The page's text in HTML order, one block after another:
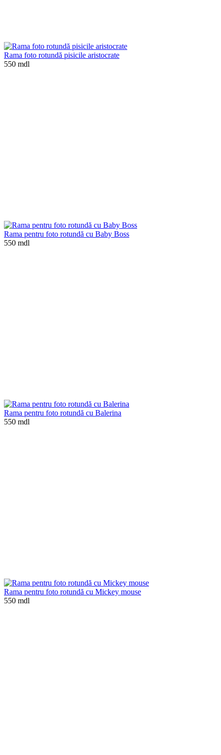
Rama foto rotundă pisicile aristocrate
550 mdl
Rama pentru foto rotundă cu Baby Boss
550 mdl
Rama pentru foto rotundă cu Balerina
550 mdl
Rama pentru foto rotundă cu Mickey mouse
550 mdl